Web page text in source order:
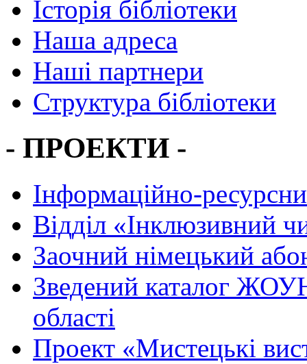
Історія бібліотеки
Наша адреса
Наші партнери
Структура бібліотеки
- ПРОЕКТИ -
Інформаційно-
Вiддiл «Інклюзивний
Заочний німецький
Зведений каталог
області
Проект «Мистецькі